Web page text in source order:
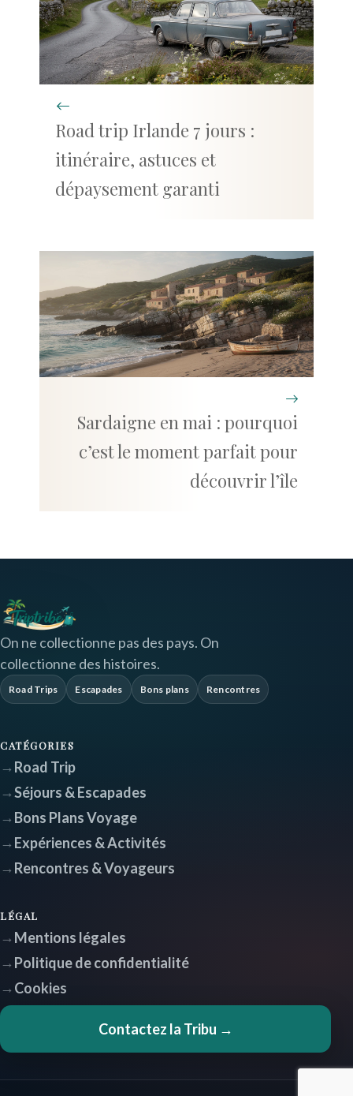
Road trip Irlande 7 jours :
itinéraire, astuces et
dépaysement garanti
Sardaigne en mai : pourquoi
c’est le moment parfait pour
découvrir l’île
On ne collectionne pas des pays. On
collectionne des histoires.
Road Trips Escapades Bons plans Rencontres
CATÉGORIES
Road Trip
Séjours & Escapades
Bons Plans Voyage
Expériences & Activités
Rencontres & Voyageurs
LÉGAL
Mentions légales
Politique de confidentialité
Cookies
Contactez la Tribu →